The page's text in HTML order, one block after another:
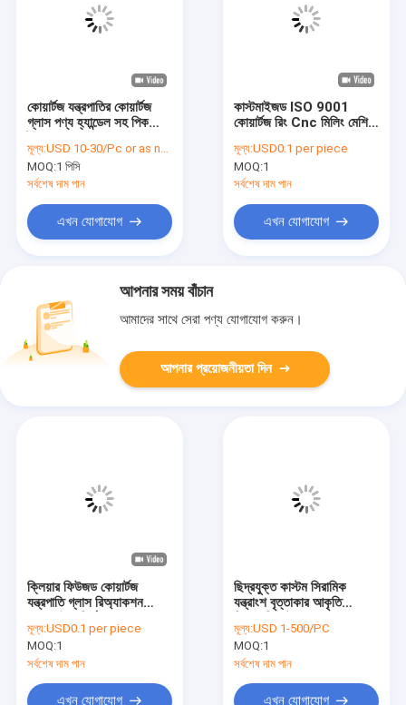
কোয়ার্টজ যন্ত্রপাতির কোয়ার্টজ
গ্লাস পণ্য হ্যান্ডেল সহ পিকলিং
মূল্য:USD 10-30/Pc or as negotiated
MOQ:1 পিসি
সর্বশেষ দাম পান
এখন যোগাযোগ
কাস্টমাইজড ISO 9001
কোয়ার্টজ রিং Cnc মিলিং মেশিন
মূল্য:USD0.1 per piece
MOQ:1
সর্বশেষ দাম পান
এখন যোগাযোগ
আপনার সময় বাঁচান
আমাদের সাথে সেরা পণ্য যোগাযোগ করুন।
আপনার প্রয়োজনীয়তা দিন
ক্লিয়ার ফিউজড কোয়ার্টজ
যন্ত্রপাতি গ্লাস রিঅ্যাকশন
মূল্য:USD0.1 per piece
MOQ:1
সর্বশেষ দাম পান
এখন যোগাযোগ
ছিদ্রযুক্ত কাস্টম সিরামিক
যন্ত্রাংশ বৃত্তাকার আকৃতি
মূল্য:USD 1-500/PC
MOQ:1
সর্বশেষ দাম পান
এখন যোগাযোগ